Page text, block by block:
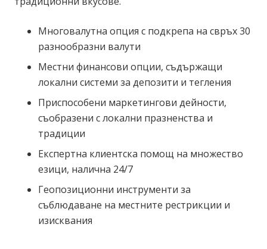
Многовалутна опция с подкрепа на свръх 30
разнообразни валути
Местни финансови опции, съдържащи
локални системи за депозити и тегления
Приспособени маркетингови дейности,
съобразени с локални празненства и
традиции
Експертна клиентска помощ на множество
езици, налична 24/7
Геопозиционни инструменти за
съблюдаване на местните рестрикции и
изисквания